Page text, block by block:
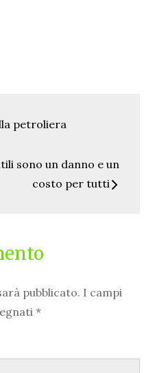
petroliera
sono un danno e un
costo per tutti
pubblicato. I campi
*